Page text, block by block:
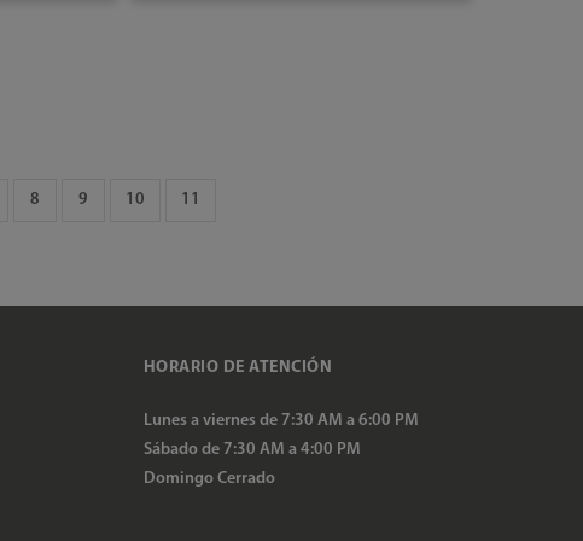
8 9 10 11
HORARIO DE ATENCIÓN
Lunes a viernes de 7:30 AM a 6:00 PM
Sábado de 7:30 AM a 4:00 PM
Domingo Cerrado